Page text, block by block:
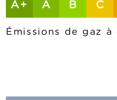
A+ A B C
Émissions de gaz